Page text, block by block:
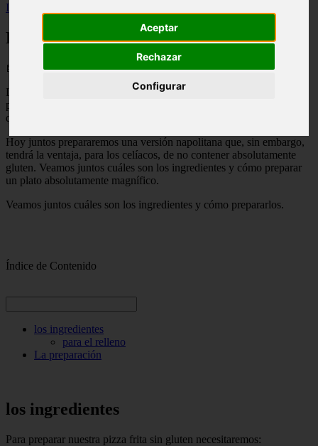
Aceptar
Rechazar
Configurar
Inicio
Pizza frita sin gluten: la receta
📅 20/05/2025
La pizza frita es una receta que, en diferentes variantes, se conoce
prácticamente en todo el centro y sur de España. El más famoso es
quizás el de Nápoles,
Hoy juntos prepararemos una versión napolitana que, sin embargo,
tendrá la ventaja, para los celíacos, de no contener absolutamente
gluten. Veamos juntos cuáles son los ingredientes y cómo preparar
un plato absolutamente magnífico.
Veamos juntos cuáles son los ingredientes y cómo prepararlos.
Índice de Contenido
los ingredientes
para el relleno
La preparación
los ingredientes
Para preparar nuestra pizza frita sin gluten necesitaremos: